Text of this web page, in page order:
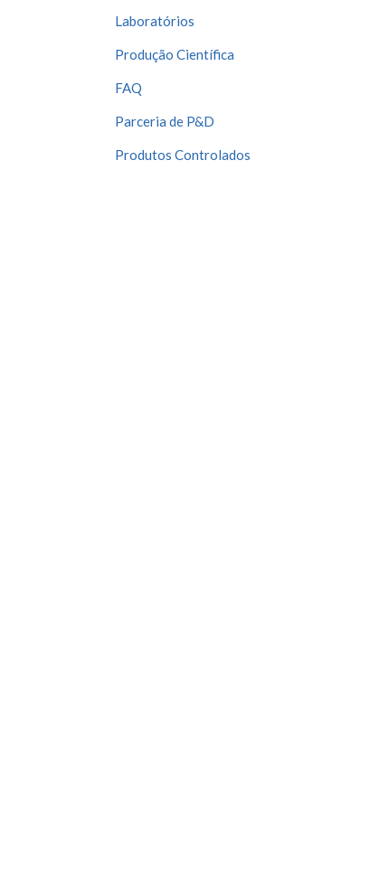
Laboratórios
Produção Científica
FAQ
Parceria de P&D
Produtos Controlados